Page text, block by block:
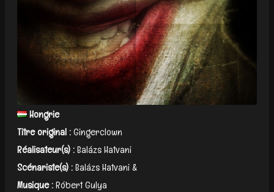
Hongrie
Titre original :Gingerclown
Réalisateur(s) :Balázs Hatvani
Scénariste(s) :Balázs Hatvani &
Musique :Róbert Gulya